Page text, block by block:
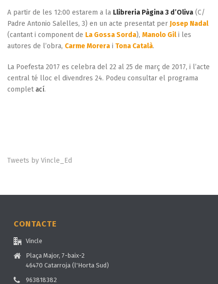
A partir de les 12:00 estarem a la Llibreria Pàgina 3 d’Oliva (C/
Padre Antonio Salelles, 3) en un acte presentat per Josep Nadal
(cantant i component de La Gossa Sorda), Manolo Gili les
autores de l’obra, Carme Morera i Tona Català.
La Poefesta 2017 es celebra del 22 al 25 de març de 2017, i l’acte
central té lloc el divendres 24. Podeu consultar el programa
completací.
Tweets by Vincle_Ed
CONTACTE
Vincle
Plaça Major, 7-baix-2
46470 Catarroja (l'Horta Sud)
963818382